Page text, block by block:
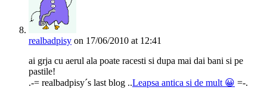
realbadpisy on 17/06/2010 at 12:41
ai grja cu aerul ala poate racesti si dupa mai dai bani si pe
pastile!
.-= realbadpisy´s last blog ..Leapsa antica si de mult 😀 =-.